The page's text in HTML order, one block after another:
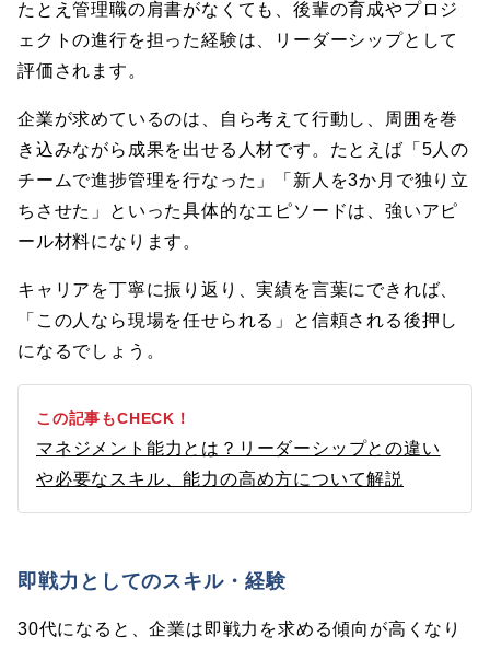
たとえ管理職の肩書がなくても、後輩の育成やプロジ
ェクトの進行を担った経験は、リーダーシップとして
評価されます。
企業が求めているのは、自ら考えて行動し、周囲を巻
き込みながら成果を出せる人材です。たとえば「5人の
チームで進捗管理を行なった」「新人を3か月で独り立
ちさせた」といった具体的なエピソードは、強いアピ
ール材料になります。
キャリアを丁寧に振り返り、実績を言葉にできれば、
「この人なら現場を任せられる」と信頼される後押し
になるでしょう。
この記事もCHECK！
マネジメント能力とは？リーダーシップとの違い
や必要なスキル、能力の高め方について解説
即戦力としてのスキル・経験
30代になると、企業は即戦力を求める傾向が高くなり